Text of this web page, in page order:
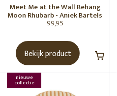
Meet Me at the Wall Behang
Moon Rhubarb - Aniek Bartels
99,95
Bekijk product
nieuwe
collectie